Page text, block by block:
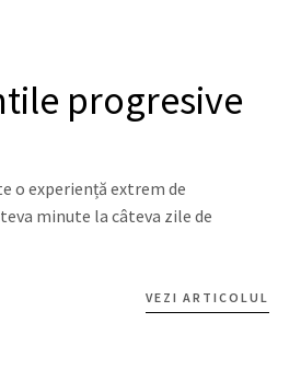
progresive
o experiență extrem de
minute la câteva zile de
VEZI ARTICOLUL